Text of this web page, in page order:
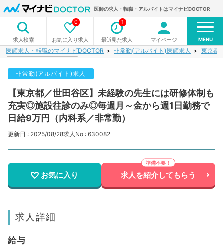
医師の求人・転職・アルバイトはマイナビDOCTOR
求人検索 お気に入り求人
0
最近見た求人
1
マイページ MENU
医師求人・転職のマイナビDOCTOR 非常勤(アルバイト)医師求人 東京都
非常勤(アルバイト)求人
【東京都／世田谷区】未経験の先生には研修体制も
充実◎施設往診のみ◎毎週月～金から週1日勤務で
日給9万円（内科系／非常勤）
更新日 : 2025/08/28求人No : 630082
お気に入り 求人を紹介してもらう
求人詳細
給与